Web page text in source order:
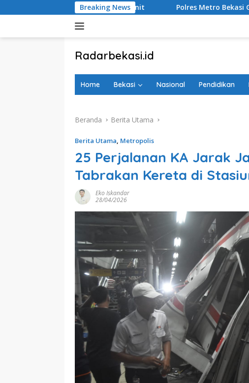
ke
Breaking News
Polres Metro Bekasi Gagalkan Pengiriman
Radarbekasi.id
Bekasi
Home Bekasi Nasional Pendidikan
Beranda Berita Utama
Berita Utama, Metropolis
25 Perjalanan KA Jarak
Tabrakan Kereta di
Eko Iskandar
28/04/2026